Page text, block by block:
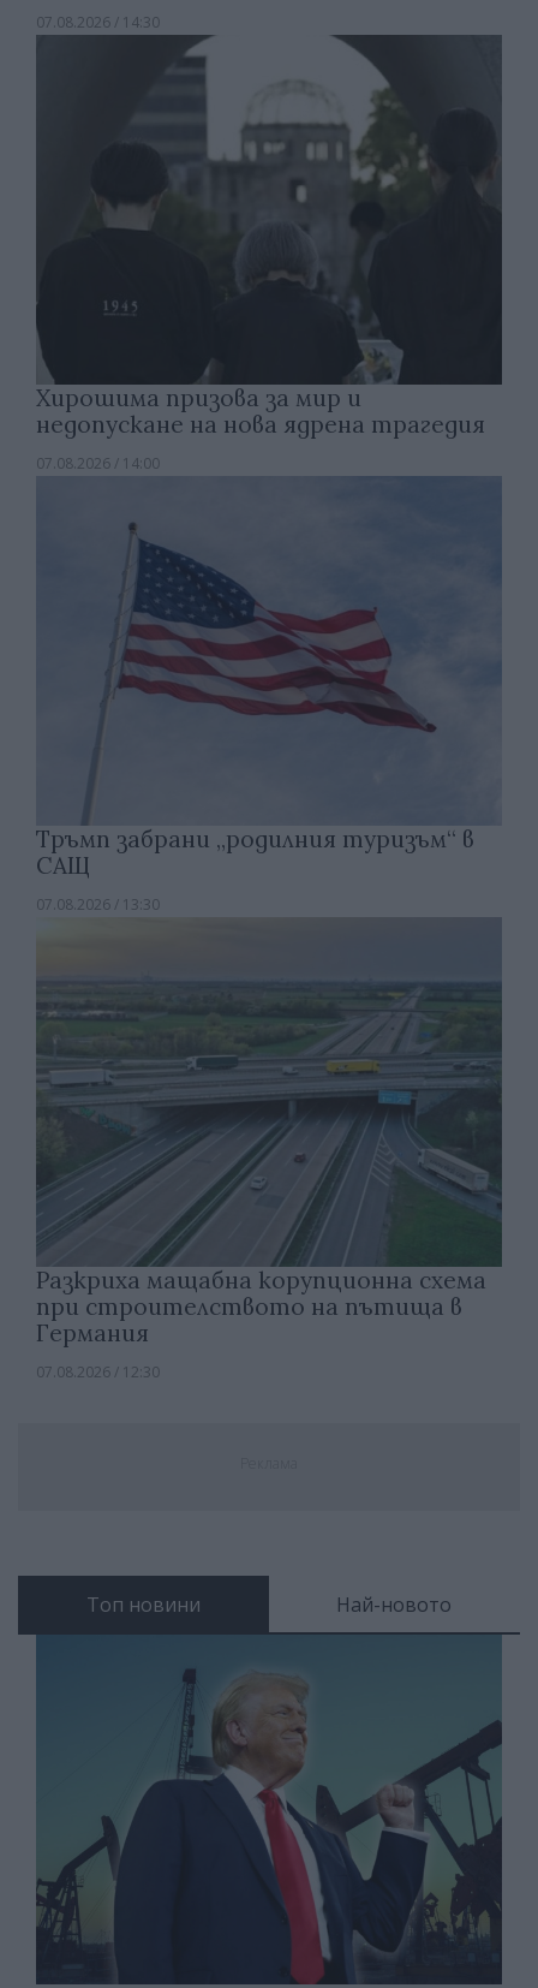
07.08.2026 / 14:30
Хирошима призова за мир и
недопускане на нова ядрена трагедия
07.08.2026 / 14:00
Тръмп забрани „родилния туризъм“ в
САЩ
07.08.2026 / 13:30
Разкриха мащабна корупционна схема
при строителството на пътища в
Германия
07.08.2026 / 12:30
Топ новини Най-новото